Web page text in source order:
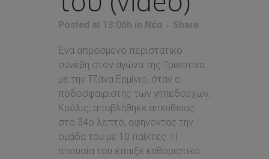
Posted at 13:06h in Νέα Share
Ένα απρόσμενο περιστατικό
συνέβη στον αγώνα της Τριεστίνα
με την Τζάνα Ερμίνιο, όταν ο
ποδοσφαιριστής των γηπεδούχων,
Κρόλις, αποβλήθηκε απευθείας
στο 34ο λεπτό, αφήνοντας την
ομάδα του με 10 παίκτες. Η
απουσία του έπαιξε καθοριστικό